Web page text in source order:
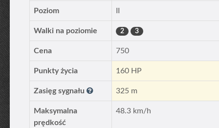
Poziom
Walki na poziomie 2 3
Cena 750
Punkty życia 160 HP
Zasięg sygnału 325 m
Maksymalna
prędkość
48.3 km/h